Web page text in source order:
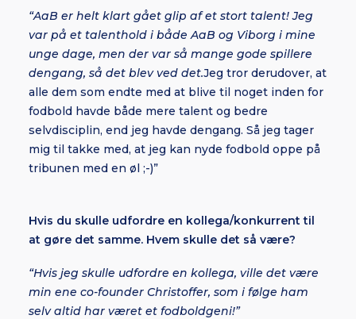
“AaB er helt klart gået glip af et stort talent! Jeg
var på et talenthold i både AaB og Viborg i mine
unge dage, men der var så mange gode spillere
dengang, så det blev ved det.Jeg tror derudover, at
alle dem som endte med at blive til noget inden for
fodbold havde både mere talent og bedre
selvdisciplin, end jeg havde dengang. Så jeg tager
mig til takke med, at jeg kan nyde fodbold oppe på
tribunen med en øl ;-)”
Hvis du skulle udfordre en kollega/konkurrent til
at gøre det samme. Hvem skulle det så være?
“Hvis jeg skulle udfordre en kollega, ville det være
min ene co-founder Christoffer, som i følge ham
selv altid har været et fodboldgeni!”